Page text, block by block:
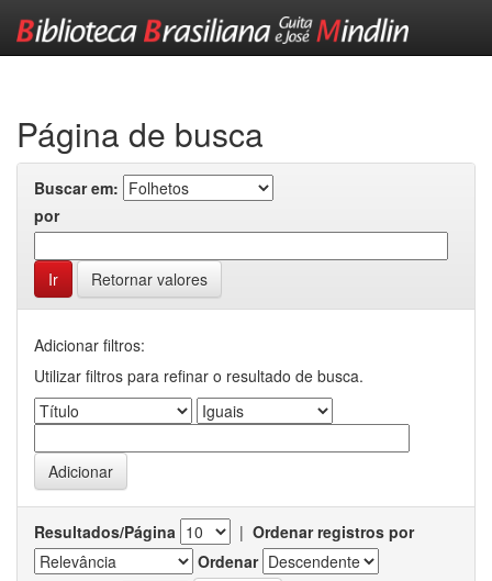
Página de busca
Buscar em:
por
Retornar valores
Adicionar filtros:
Utilizar filtros para refinar o resultado de busca.
Resultados/Página | Ordenar registros por
Ordenar